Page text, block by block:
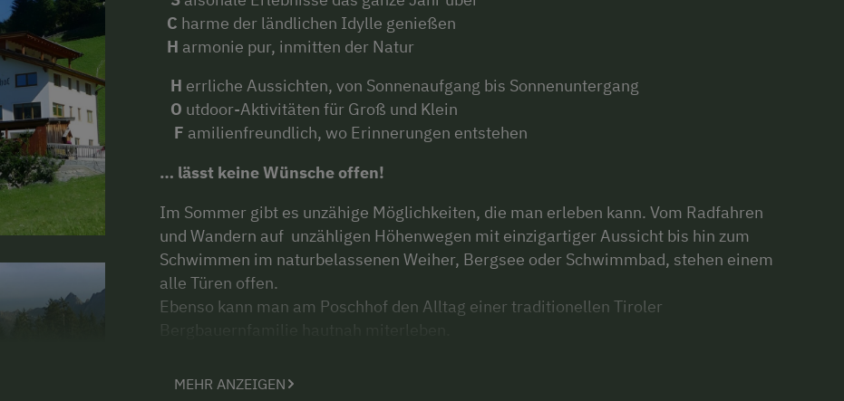
C harme der ländlichen Idylle genießen
H armonie pur, inmitten der Natur
H errliche Aussichten, von Sonnenaufgang bis Sonnenuntergang
O utdoor-Aktivitäten für Groß und Klein
F amilienfreundlich, wo Erinnerungen entstehen
… lässt keine Wünsche offen!
Im Sommer gibt es unzähige Möglichkeiten, die man erleben kann. Vom Radfahren
und Wandern auf unzähligen Höhenwegen mit einzigartiger Aussicht bis hin zum
Schwimmen im naturbelassenen Weiher, Bergsee oder Schwimmbad, stehen einem
alle Türen offen.
Ebenso kann man am Poschhof den Alltag einer traditionellen Tiroler
Bergbauernfamilie hautnah miterleben.
MEHR ANZEIGEN